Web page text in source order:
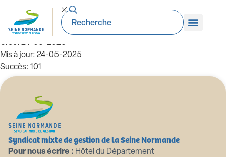
2022 01 06 DOB 2022
Taille du fichier: 39.20 KB
Créé: 24-05-2025
Mis à jour: 24-05-2025
Succès: 101
Syndicat mixte de gestion de la Seine Normande
Pour nous écrire : Hôtel du Département